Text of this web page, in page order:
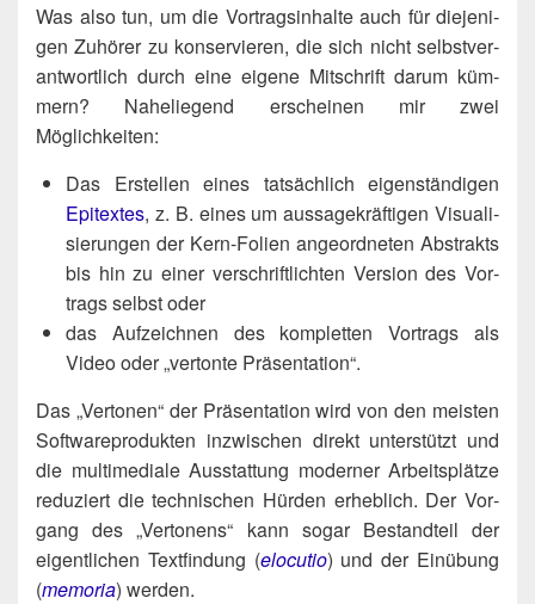
Was also tun, um die Vor­trags­in­hal­te auch für die­je­ni­
gen Zuhö­rer zu kon­ser­vie­ren, die sich nicht selbst­ver­
ant­wort­lich durch eine eige­ne Mit­schrift dar­um küm­
mern? Nahe­lie­gend erschei­nen mir zwei
Möglichkeiten:
Das Erstel­len eines tat­säch­lich eigen­stän­di­gen
Epi­tex­tes, z. B. eines um aus­sa­ge­kräf­ti­gen Visua­li­
sie­run­gen der Kern-Foli­en ange­ord­ne­ten Abs­trakts
bis hin zu einer ver­schrift­lich­ten Ver­si­on des Vor­
trags selbst oder
das Auf­zeich­nen des kom­plet­ten Vor­trags als
Video oder „ver­ton­te Präsentation“.
Das „Ver­to­nen“ der Prä­sen­ta­ti­on wird von den meis­ten
Soft­ware­pro­duk­ten inzwi­schen direkt unter­stützt und
die mul­ti­me­dia­le Aus­stat­tung moder­ner Arbeits­plät­ze
redu­ziert die tech­ni­schen Hür­den erheb­lich. Der Vor­
gang des „Ver­to­nens“ kann sogar Bestand­teil der
eigent­li­chen Text­fin­dung (elo­cu­tio) und der Ein­übung
(memo­ria) wer­den.